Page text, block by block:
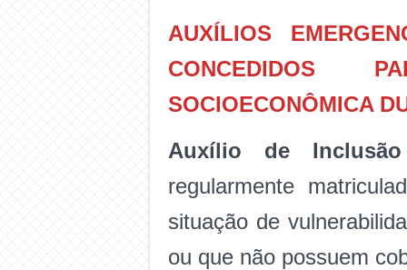
AUXÍLIOS
CONCEDIDOS
SOCIOECONÔMICA
Auxílio de
regularmente
situação de
ou que não possuem